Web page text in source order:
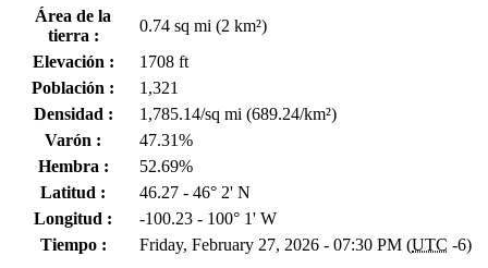
Área de la
tierra :
0.74 sq mi (2 km²)
Elevación :
1708 ft
Población :
1,321
Densidad :
1,785.14/sq mi (689.24/km²)
Varón :
47.31%
Hembra :
52.69%
Latitud :
46.27 - 46° 2' N
Longitud :
-100.23 - 100° 1' W
Tiempo :
Friday, February 27, 2026 - 07:30 PM (UTC -6)